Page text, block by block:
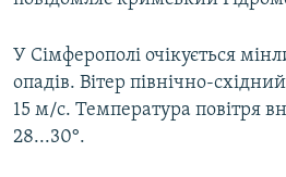
У Сімферополі очікується
опадів. Вітер північно-
15 м/с. Температура повітря
28...30°.